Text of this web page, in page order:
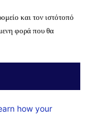
και τον ιστότοπό
φορά που θα
how your